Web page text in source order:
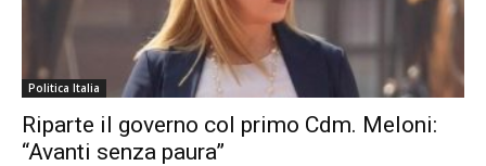
Politica Italia
Riparte il governo col primo Cdm. Meloni:
“Avanti senza paura”